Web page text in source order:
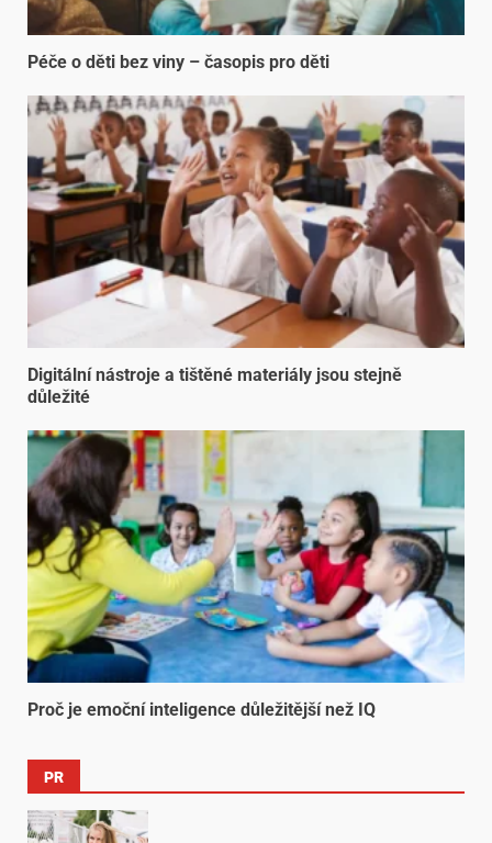
Péče o děti bez viny – časopis pro děti
Digitální nástroje a tištěné materiály jsou stejně
důležité
Proč je emoční inteligence důležitější než IQ
PR